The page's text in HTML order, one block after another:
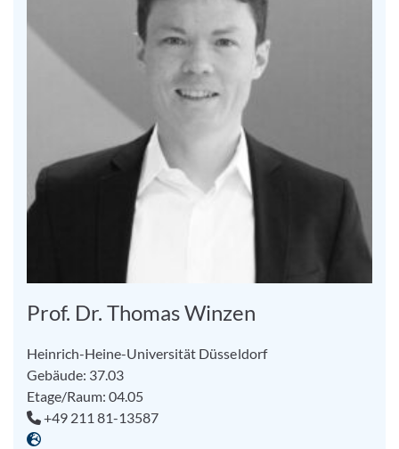
Prof. Dr. Thomas Winzen
Heinrich-Heine-Universität Düsseldorf
Gebäude: 37.03
Etage/Raum: 04.05
+49 211 81-13587